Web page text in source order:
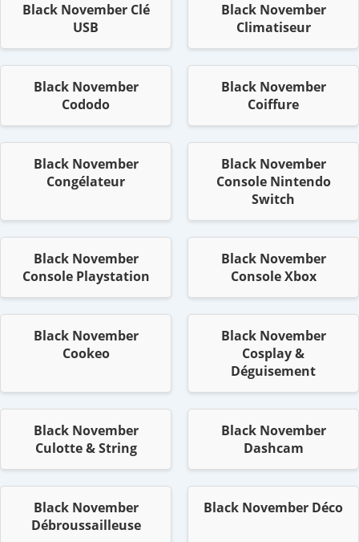
Black November Clé
USB
Black November
Climatiseur
Black November
Cododo
Black November
Coiffure
Black November
Congélateur
Black November
Console Nintendo
Switch
Black November
Console Playstation
Black November
Console Xbox
Black November
Cookeo
Black November
Cosplay &
Déguisement
Black November
Culotte & String
Black November
Dashcam
Black November
Débroussailleuse
Black November Déco